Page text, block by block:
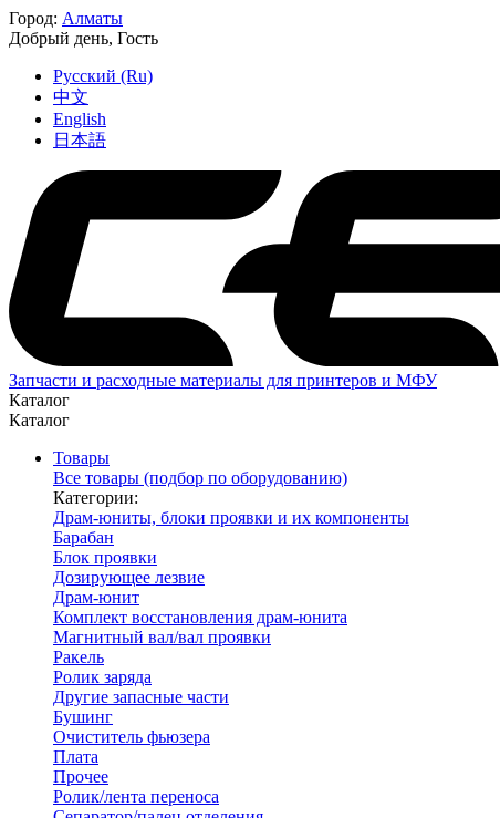
Город: Алматы
Добрый день, Гость
Русский (Ru)
中文
English
日本語
Запчасти и расходные материалы для принтеров и МФУ
Каталог
Каталог
Товары
Все товары (подбор по оборудованию)
Категории:
Драм-юниты, блоки проявки и их компоненты
Барабан
Блок проявки
Дозирующее лезвие
Драм-юнит
Комплект восстановления драм-юнита
Магнитный вал/вал проявки
Ракель
Ролик заряда
Другие запасные части
Бушинг
Очиститель фьюзера
Плата
Прочее
Ролик/лента переноса